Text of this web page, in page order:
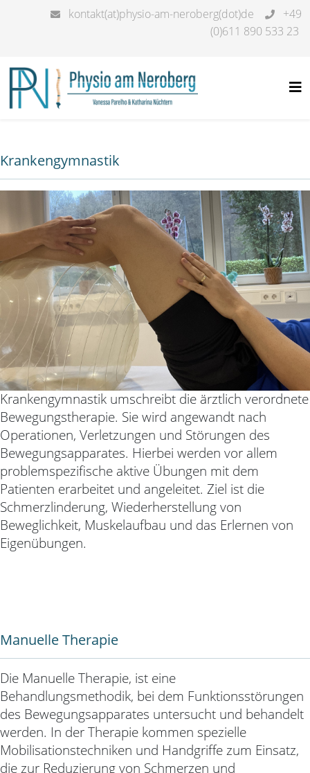
kontakt(at)physio-am-neroberg(dot)de
+49
(0)611 890 533 23
Krankengymnastik
Krankengymnastik umschreibt die ärztlich verordnete
Bewegungstherapie. Sie wird angewandt nach
Operationen, Verletzungen und Störungen des
Bewegungsapparates. Hierbei werden vor allem
problemspezifische aktive Übungen mit dem
Patienten erarbeitet und angeleitet. Ziel ist die
Schmerzlinderung, Wiederherstellung von
Beweglichkeit, Muskelaufbau und das Erlernen von
Eigenübungen.
Manuelle Therapie
Die Manuelle Therapie, ist eine
Behandlungsmethodik, bei dem Funktionsstörungen
des Bewegungsapparates untersucht und behandelt
werden. In der Therapie kommen spezielle
Mobilisationstechniken und Handgriffe zum Einsatz,
die zur Reduzierung von Schmerzen und